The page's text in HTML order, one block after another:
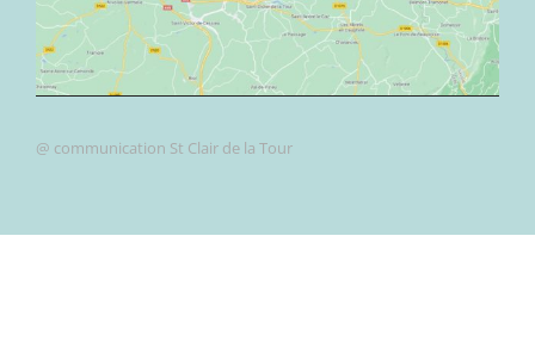
@ communication St Clair de la Tour